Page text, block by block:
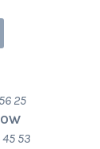
25
53